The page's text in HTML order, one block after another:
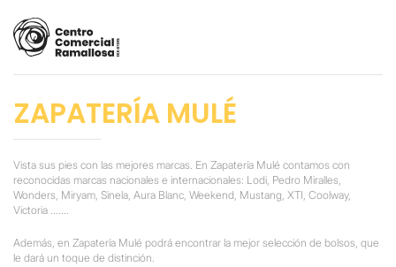
ZAPATERÍA MULÉ
Vista sus pies con las mejores marcas. En Zapatería Mulé contamos con
reconocidas marcas nacionales e internacionales: Lodi, Pedro Miralles,
Wonders, Miryam, Sinela, Aura Blanc, Weekend, Mustang, XTI, Coolway,
Victoria .......
Además, en Zapatería Mulé podrá encontrar la mejor selección de bolsos, que
le dará un toque de distinción.